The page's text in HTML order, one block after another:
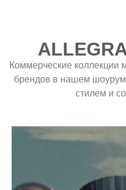
Коммерческие коллекции
брендов в нашем
стилем и